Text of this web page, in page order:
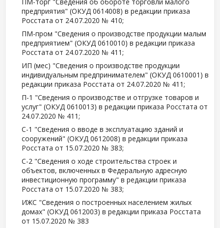
предприятия" (ОКУД 0614008) в редакции приказа
Росстата от 24.07.2020 № 410;
ПМ-пром "Сведения о производстве продукции малым
предприятием" (ОКУД 0610010) в редакции приказа
Росстата от 24.07.2020 № 411;
ИП (мес) "Сведения о производстве продукции
индивидуальным предпринимателем" (ОКУД 0610001) в
редакции приказа Росстата от 24.07.2020 № 411;
П-1 "Сведения о производстве и отгрузке товаров и
услуг" (ОКУД 0610013) в редакции приказа Росстата от
24.07.2020 № 411;
С-1 "Сведения о вводе в эксплуатацию зданий и
сооружений" (ОКУД 0612008) в редакции приказа
Росстата от 15.07.2020 № 383;
С-2 "Сведения о ходе строительства строек и
объектов, включенных в Федеральную адресную
инвестиционную программу" в редакции приказа
Росстата от 15.07.2020 № 383;
ИЖС "Сведения о построенных населением жилых
домах" (ОКУД 0612003) в редакции приказа Росстата
от 15.07.2020 № 383